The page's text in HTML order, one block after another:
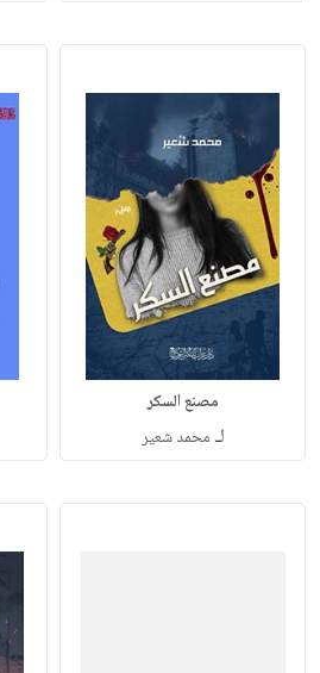
مصنع السكر
لـ محمد شعير